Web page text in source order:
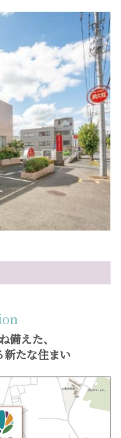
備えた、
たな住まい